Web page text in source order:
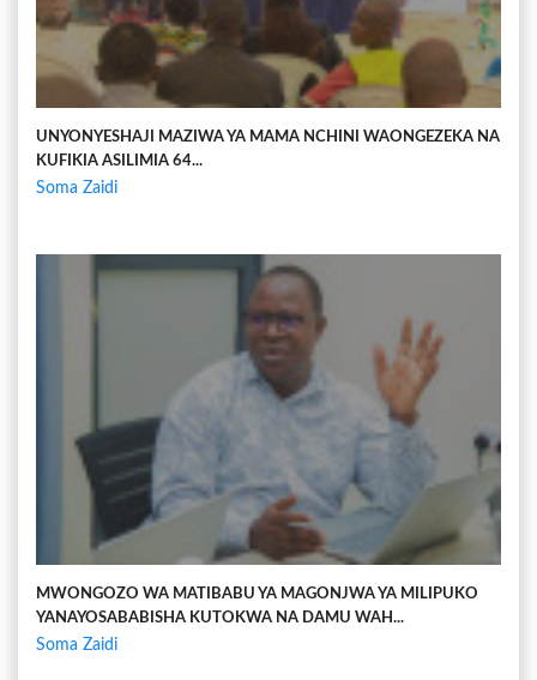
UNYONYESHAJI MAZIWA YA MAMA NCHINI WAONGEZEKA NA
KUFIKIA ASILIMIA 64...
Soma Zaidi
MWONGOZO WA MATIBABU YA MAGONJWA YA MILIPUKO
YANAYOSABABISHA KUTOKWA NA DAMU WAH...
Soma Zaidi